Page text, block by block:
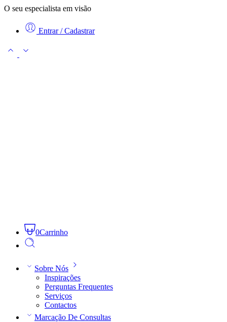
O seu especialista em visão
Entrar / Cadastrar
0Carrinho
Sobre Nós
Inspirações
Perguntas Frequentes
Serviços
Contactos
Marcação De Consultas